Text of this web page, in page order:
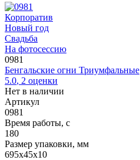
Корпоратив
Новый год
Свадьба
На фотосессию
0981
Бенгальские огни Триумфальные
5.0, 2 оценки
Нет в наличии
Артикул
0981
Время работы, с
180
Размер упаковки, мм
695х45х10